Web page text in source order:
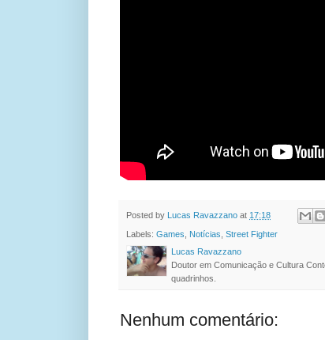
Posted by Lucas Ravazzano at 17:18
Labels: Games Notícias Street Fighter
Lucas Ravazzano
Doutor em Comunicação e Cultura
quadrinhos.
Nenhum comentário: